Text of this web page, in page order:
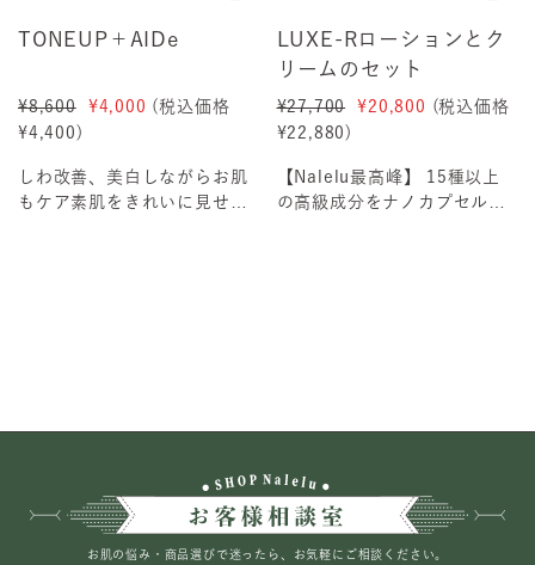
TONEUP＋AIDe
¥8,600 ¥4,000 (税込価格
¥4,400 )
しわ改善、美白しながらお肌
もケア素肌をきれいに見せて
LUXE-Rローションとク
リームのセット
¥27,700 ¥20,800 (税込価格
¥22,880 )
【Nalelu最高峰】 15種以上
の高級成分をナノカプセルに
お肌の悩み・商品選びで迷ったら、お気軽にご相談ください。